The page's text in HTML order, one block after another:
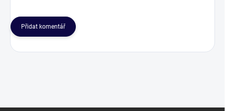
Přidat komentář